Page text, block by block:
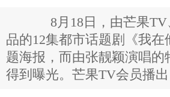
8月18日，由芒果TV
品的12集都市话题剧《我
题海报，而由张靓颖演唱
得到曝光。芒果TV会员播